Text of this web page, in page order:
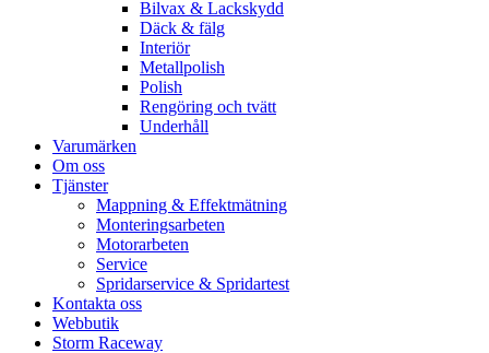
Bilvax & Lackskydd
Däck & fälg
Interiör
Metallpolish
Polish
Rengöring och tvätt
Underhåll
Varumärken
Om oss
Tjänster
Mappning & Effektmätning
Monteringsarbeten
Motorarbeten
Service
Spridarservice & Spridartest
Kontakta oss
Webbutik
Storm Raceway